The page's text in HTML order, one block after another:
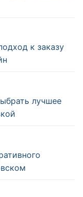
к заказу
лучшее